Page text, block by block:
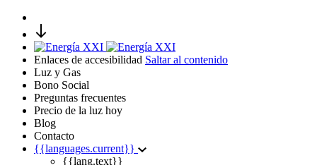
Enlaces de accesibilidad Saltar al contenido
Luz y Gas
Bono Social
Preguntas frecuentes
Precio de la luz hoy
Blog
Contacto
{{languages.current}}
{{lang.text}}